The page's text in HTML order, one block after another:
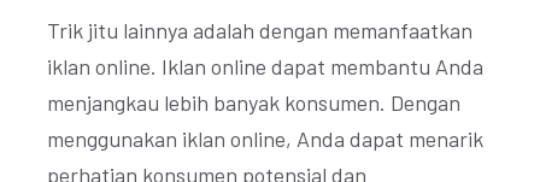
Trik jitu lainnya adalah dengan memanfaatkan
iklan online. Iklan online dapat membantu Anda
menjangkau lebih banyak konsumen. Dengan
menggunakan iklan online, Anda dapat menarik
perhatian konsumen potensial dan